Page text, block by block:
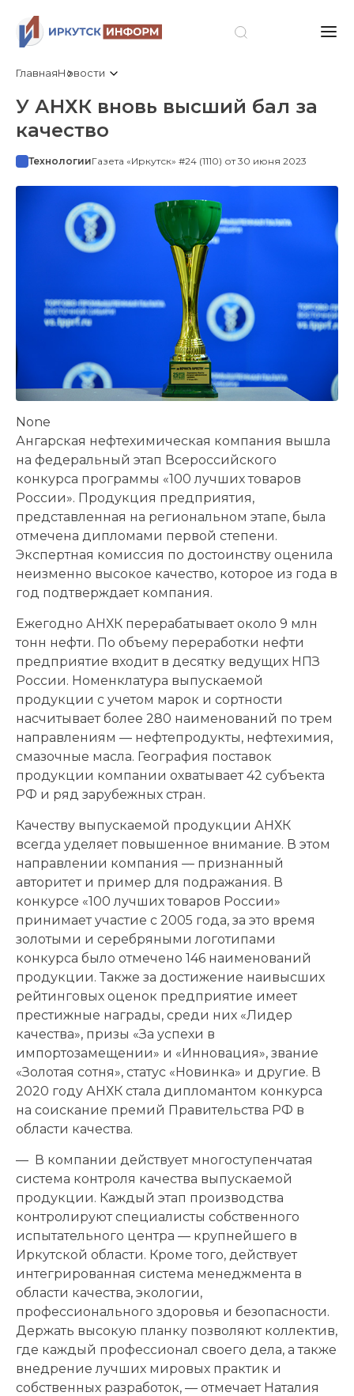
ГлавнаяНовости
У АНХК вновь высший бал за
качество
ТехнологииГазета «Иркутск» #24 (1110) от 30 июня 2023
None
Ангарская нефтехимическая компания вышла
на федеральный этап Всероссийского
конкурса программы «100 лучших товаров
России». Продукция предприятия,
представленная на региональном этапе, была
отмечена дипломами первой степени.
Экспертная комиссия по достоинству оценила
неизменно высокое качество, которое из года в
год подтверждает компания.
Ежегодно АНХК перерабатывает около 9 млн
тонн нефти. По объему переработки нефти
предприятие входит в десятку ведущих НПЗ
России. Номенклатура выпускаемой
продукции с учетом марок и сортности
насчитывает более 280 наименований по трем
направлениям — нефтепродукты, нефтехимия,
смазочные масла. География поставок
продукции компании охватывает 42 субъекта
РФ и ряд зарубежных стран.
Качеству выпускаемой продукции АНХК
всегда уделяет повышенное внимание. В этом
направлении компания — признанный
авторитет и пример для подражания. В
конкурсе «100 лучших товаров России»
принимает участие с 2005 года, за это время
золотыми и серебряными логотипами
конкурса было отмечено 146 наименований
продукции. Также за достижение наивысших
рейтинговых оценок предприятие имеет
престижные награды, среди них «Лидер
качества», призы «За успехи в
импортозамещении» и «Инновация», звание
«Золотая сотня», статус «Новинка» и другие. В
2020 году АНХК стала дипломантом конкурса
на соискание премий Правительства РФ в
области качества.
— В компании действует многоступенчатая
система контроля качества выпускаемой
продукции. Каждый этап производства
контролируют специалисты собственного
испытательного центра — крупнейшего в
Иркутской области. Кроме того, действует
интегрированная система менеджмента в
области качества, экологии,
профессионального здоровья и безопасности.
Держать высокую планку позволяют коллектив,
где каждый профессионал своего дела, а также
внедрение лучших мировых практик и
собственных разработок, — отмечает Наталия